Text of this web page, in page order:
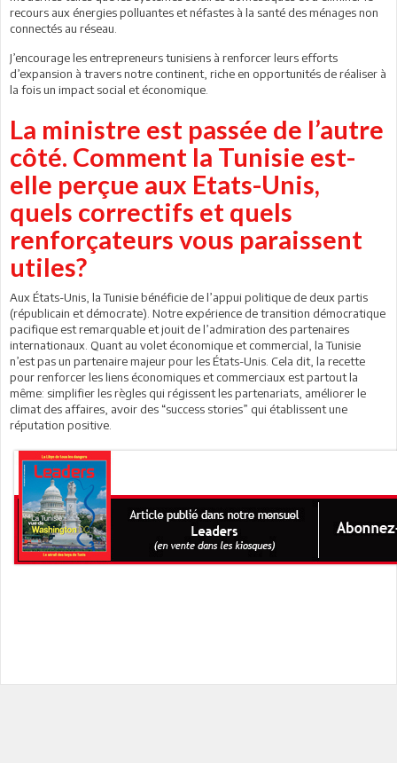
recours aux énergies polluantes et néfastes à la santé des ménages non
connectés au réseau.
J’encourage les entrepreneurs tunisiens à renforcer leurs efforts
d’expansion à travers notre continent, riche en opportunités de réaliser à
la fois un impact social et économique.
La ministre est passée de l’autre
côté. Comment la Tunisie est-
elle perçue aux Etats-Unis,
quels correctifs et quels
renforçateurs vous paraissent
utiles?
Aux États-Unis, la Tunisie bénéficie de l’appui politique de deux partis
(républicain et démocrate). Notre expérience de transition démocratique
pacifique est remarquable et jouit de l’admiration des partenaires
internationaux. Quant au volet économique et commercial, la Tunisie
n’est pas un partenaire majeur pour les États-Unis. Cela dit, la recette
pour renforcer les liens économiques et commerciaux est partout la
même: simplifier les règles qui régissent les partenariats, améliorer le
climat des affaires, avoir des “success stories” qui établissent une
réputation positive.